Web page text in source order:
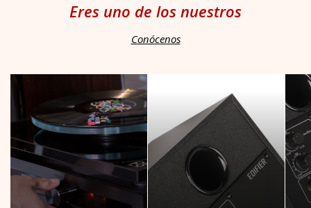
Eres uno de los nuestros
Conócenos